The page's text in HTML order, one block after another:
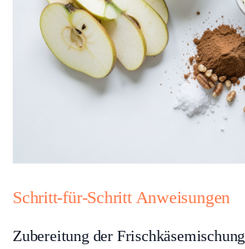
Schritt-für-Schritt Anweisungen
Zubereitung der Frischkäsemischung